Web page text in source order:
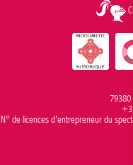
79380
N° de licences d'entrepreneur du